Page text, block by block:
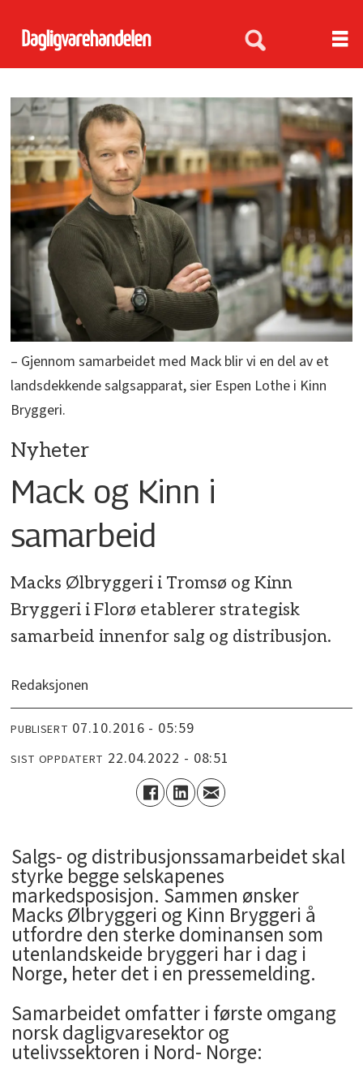
– Gjennom samarbeidet med Mack blir vi en del av et
landsdekkende salgsapparat, sier Espen Lothe i Kinn
Bryggeri.
Nyheter
Mack og Kinn i
samarbeid
Macks Ølbryggeri i Tromsø og Kinn
Bryggeri i Florø etablerer strategisk
samarbeid innenfor salg og distribusjon.
Redaksjonen
PUBLISERT 07.10.2016 - 05:59
SIST OPPDATERT 22.04.2022 - 08:51
Salgs- og distribusjonssamarbeidet skal
styrke begge selskapenes
markedsposisjon. Sammen ønsker
Macks Ølbryggeri og Kinn Bryggeri å
utfordre den sterke dominansen som
utenlandskeide bryggeri har i dag i
Norge, heter det i en pressemelding.
Samarbeidet omfatter i første omgang
norsk dagligvaresektor og
utelivssektoren i Nord- Norge: